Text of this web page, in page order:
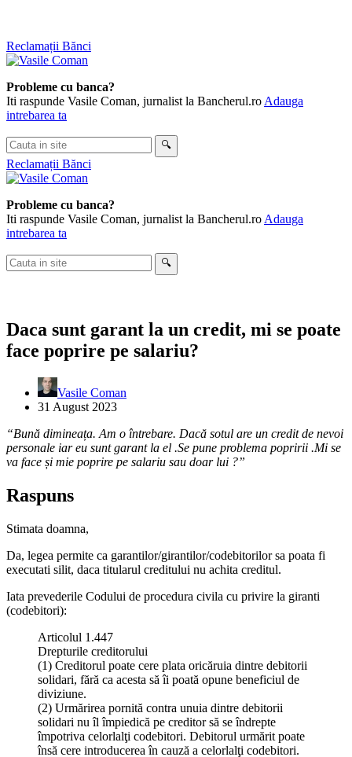
Skip
to
Reclamații Bănci
Probleme cu banca?
Iti raspunde Vasile Coman, jurnalist la Bancherul.ro Adauga
intrebarea ta
Cauta
in
site
🔍
Reclamații Bănci
Probleme cu banca?
Iti raspunde Vasile Coman, jurnalist la Bancherul.ro Adauga
intrebarea ta
Cauta
in
🔍
Daca sunt garant la un credit, mi se poate
face poprire pe salariu?
Vasile Coman
31 August 2023
“Bună dimineața. Am o întrebare. Dacă sotul are un credit de nevoi
personale iar eu sunt garant la el .Se pune problema popririi .Mi se
va face și mie poprire pe salariu sau doar lui ?”
Raspuns
Stimata doamna,
Da, legea permite ca garantilor/girantilor/codebitorilor sa poata fi
executati silit, daca titularul creditului nu achita creditul.
Iata prevederile Codului de procedura civila cu privire la giranti
(codebitori):
Articolul 1.447
Drepturile creditorului
(1) Creditorul poate cere plata oricăruia dintre debitorii
solidari, fără ca acesta să îi poată opune beneficiul de
diviziune.
(2) Urmărirea pornită contra unuia dintre debitorii
solidari nu îl împiedică pe creditor să se îndrepte
împotriva celorlalţi codebitori. Debitorul urmărit poate
însă cere introducerea în cauză a celorlalţi codebitori.